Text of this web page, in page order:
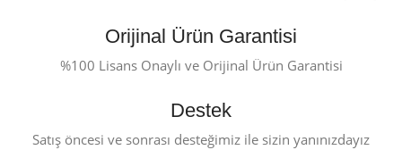
Orijinal Ürün Garantisi
%100 Lisans Onaylı ve Orijinal Ürün Garantisi
Destek
Satış öncesi ve sonrası desteğimiz ile sizin yanınızdayız